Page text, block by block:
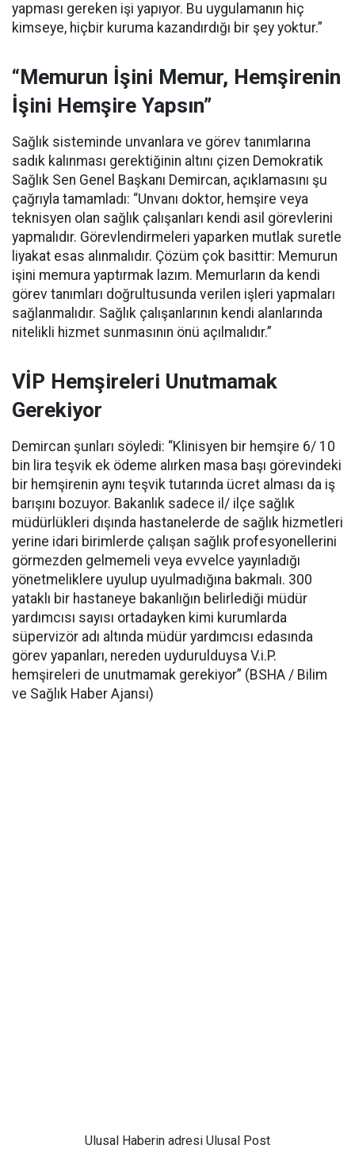
yapması gereken işi yapıyor. Bu uygulamanın hiç
kimseye, hiçbir kuruma kazandırdığı bir şey yoktur.”
“Memurun İşini Memur, Hemşirenin
İşini Hemşire Yapsın”
Sağlık sisteminde unvanlara ve görev tanımlarına
sadık kalınması gerektiğinin altını çizen Demokratik
Sağlık Sen Genel Başkanı Demircan, açıklamasını şu
çağrıyla tamamladı: “Unvanı doktor, hemşire veya
teknisyen olan sağlık çalışanları kendi asil görevlerini
yapmalıdır. Görevlendirmeleri yaparken mutlak suretle
liyakat esas alınmalıdır. Çözüm çok basittir: Memurun
işini memura yaptırmak lazım. Memurların da kendi
görev tanımları doğrultusunda verilen işleri yapmaları
sağlanmalıdır. Sağlık çalışanlarının kendi alanlarında
nitelikli hizmet sunmasının önü açılmalıdır.”
VİP Hemşireleri Unutmamak
Gerekiyor
Demircan şunları söyledi: “Klinisyen bir hemşire 6/ 10
bin lira teşvik ek ödeme alırken masa başı görevindeki
bir hemşirenin aynı teşvik tutarında ücret alması da iş
barışını bozuyor. Bakanlık sadece il/ ilçe sağlık
müdürlükleri dışında hastanelerde de sağlık hizmetleri
yerine idari birimlerde çalışan sağlık profesyonellerini
görmezden gelmemeli veya evvelce yayınladığı
yönetmeliklere uyulup uyulmadığına bakmalı. 300
yataklı bir hastaneye bakanlığın belirlediği müdür
yardımcısı sayısı ortadayken kimi kurumlarda
süpervizör adı altında müdür yardımcısı edasında
görev yapanları, nereden uydurulduysa V.i.P.
hemşireleri de unutmamak gerekiyor” (BSHA / Bilim
ve Sağlık Haber Ajansı)
Ulusal Haberin adresi Ulusal Post